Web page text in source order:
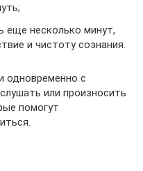
еще несколько минут,
и чистоту сознания.
одновременно с
или произносить
помогут